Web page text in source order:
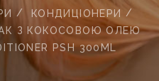
КОНДИЦІОНЕРИ
З КОКОСОВОЮ ОЛЕЮ
PSH 300ML